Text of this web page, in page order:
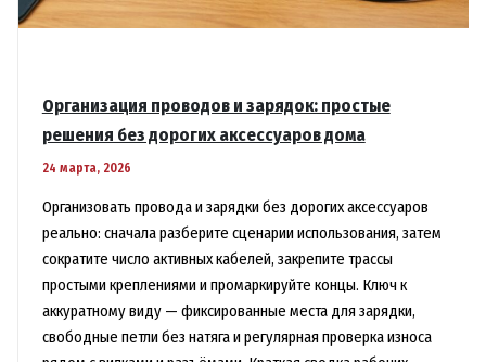
Организация проводов и зарядок: простые
решения без дорогих аксессуаров дома
24 марта, 2026
Организовать провода и зарядки без дорогих аксессуаров
реально: сначала разберите сценарии использования, затем
сократите число активных кабелей, закрепите трассы
простыми креплениями и промаркируйте концы. Ключ к
аккуратному виду — фиксированные места для зарядки,
свободные петли без натяга и регулярная проверка износа